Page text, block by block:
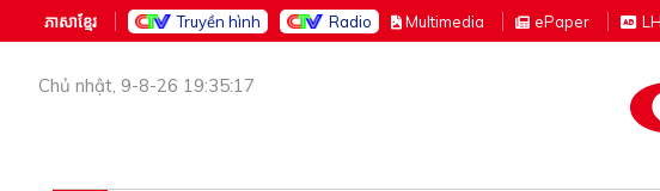
ភាសាខ្មែរ Truyền hình Radio Multimedia ePaper
Chủ nhật, 9-8-26 19:35:17